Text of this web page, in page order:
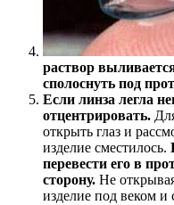
раствор
сполоснуть под
Если линза легла
отцентрировать.
открыть глаз и
изделие сместилось.
перевести его в
сторону. Не
изделие под веком и